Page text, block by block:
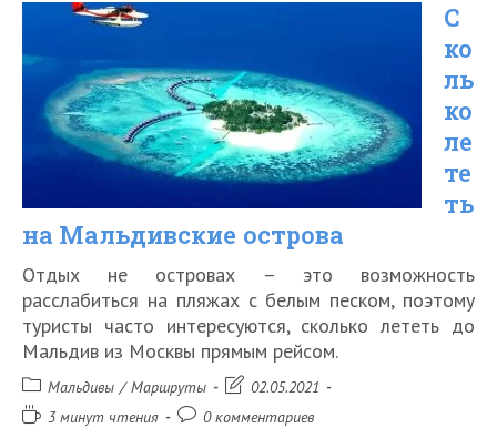
С
ко
ль
ко
ле
те
ть
на Мальдивские острова
Отдых не островах – это возможность
расслабиться на пляжах с белым песком, поэтому
туристы часто интересуются, сколько лететь до
Мальдив из Москвы прямым рейсом.
Рубрика
записи:
Мальдивы / Маршруты
Запись02.05.2021
Время3 минут чтения
Комментарии
0 комментариев